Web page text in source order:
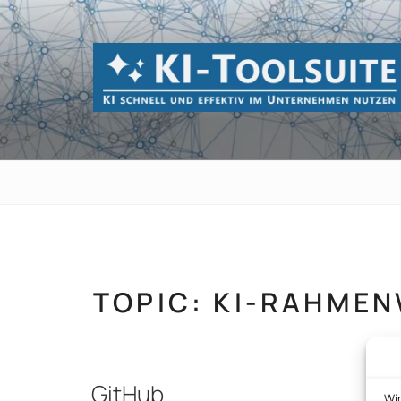
Zum
Inhalt
springen
KI-
KI schnell und effektiv im Unternehmen
TOPIC: KI-
GitHub